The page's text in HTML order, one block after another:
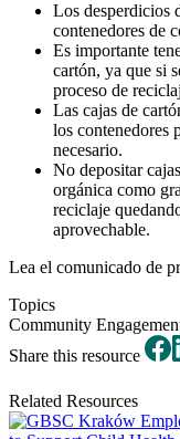
Los desperdicios
contenedores de
Es importante
cartón, ya que si
proceso de
Las cajas de
los contenedores
necesario.
No depositar
orgánica como
reciclaje
aprovechable.
Lea el comunicado de
Topics
Community
Share this resource
Related Resources